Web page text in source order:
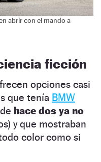
abrir con el mando a
ficción
opciones casi
que tenía BMW
hace dos ya no
y que mostraban
color como si